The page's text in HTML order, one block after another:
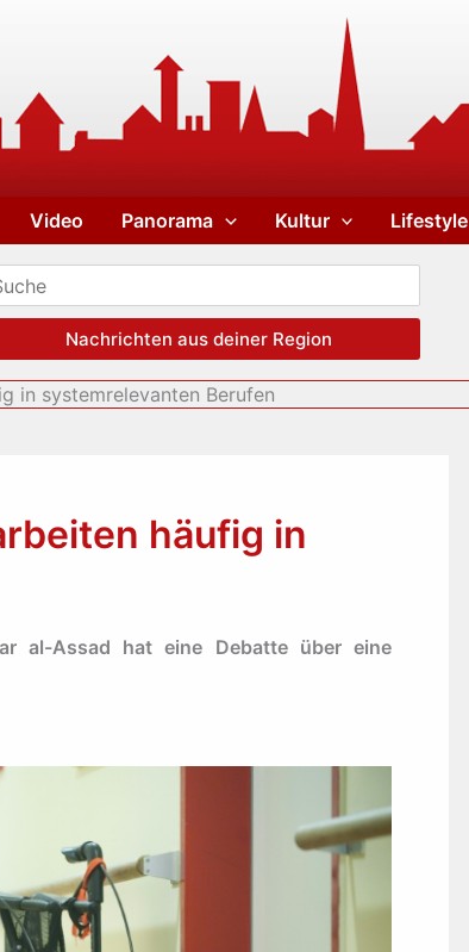
Video Panorama Kultur Lifestyle
Nachrichten aus deiner Region
in systemrelevanten Berufen
häufig in
al-Assad hat eine Debatte über eine